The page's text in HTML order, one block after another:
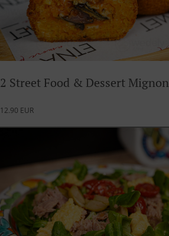
2 Street Food & Dessert Mignon
12.90 EUR